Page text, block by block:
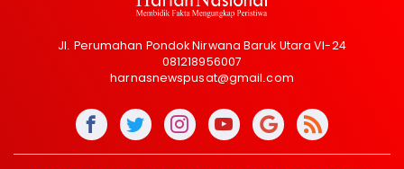
Jl. Perumahan Pondok Nirwana Baruk Utara VI-24
081218956007
harnasnewspusat@gmail.com